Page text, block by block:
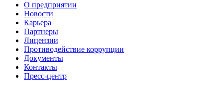
О предприятии
Новости
Карьера
Партнеры
Лицензии
Противодействие коррупции
Документы
Контакты
Пресс-центр